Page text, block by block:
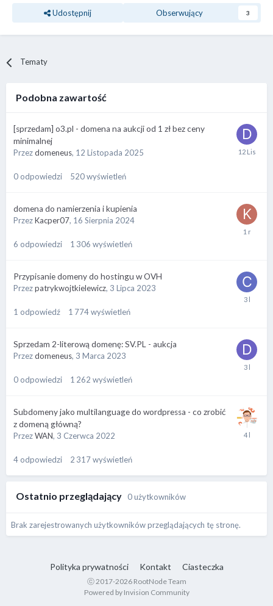
Udostępnij Obserwujący 3
Tematy
Podobna zawartość
[sprzedam] o3.pl - domena na aukcji od 1 zł bez ceny
minimalnej
Przezdomeneus, 12 Listopada 2025
0 odpowiedzi 520wyświetleń
domena do namierzenia i kupienia
PrzezKacper07, 16 Sierpnia 2024
6 odpowiedzi 1 306 wyświetleń
Przypisanie domeny do hostingu w OVH
Przezpatrykwojtkielewicz, 3 Lipca 2023
1 odpowiedź 1 774wyświetleń
Sprzedam 2-literową domenę: SV.PL - aukcja
Przezdomeneus, 3 Marca 2023
0 odpowiedzi 1 262 wyświetleń
Subdomeny jako multilanguage do wordpressa - co zrobić
z domeną główną?
PrzezWAN, 3 Czerwca 2022
4 odpowiedzi 2 317wyświetleń
Ostatnio przeglądający 0 użytkowników
Brak zarejestrowanych użytkowników przeglądających tę stronę.
Polityka prywatności Kontakt Ciasteczka
ⓒ 2017-2026 RootNode Team
Powered by Invision Community